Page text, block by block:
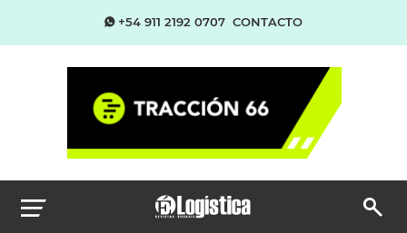
+54 911 2192 0707 CONTACTO